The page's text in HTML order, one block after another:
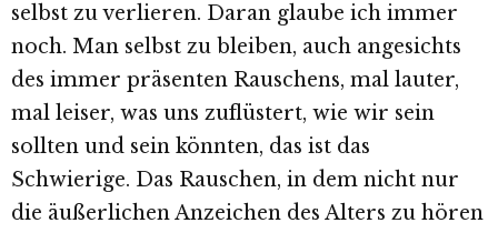
selbst zu verlieren. Daran glaube ich immer
noch. Man selbst zu bleiben, auch angesichts
des immer präsenten Rauschens, mal lauter,
mal leiser, was uns zuflüstert, wie wir sein
sollten und sein könnten, das ist das
Schwierige. Das Rauschen, in dem nicht nur
die äußerlichen Anzeichen des Alters zu hören